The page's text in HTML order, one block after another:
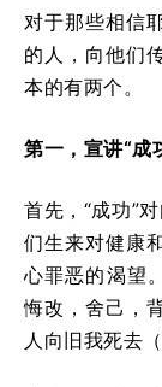
对于那些相信
的人，向他们
本的有两个。
第一，宣讲“成
首先，“成功”
们生来对健康
心罪恶的渴望
悔改，舍己，
人向旧我死去